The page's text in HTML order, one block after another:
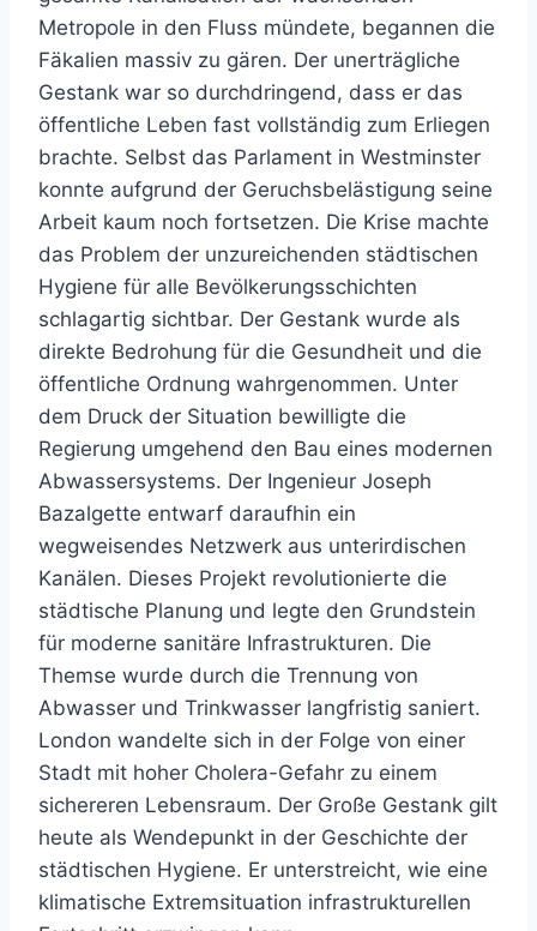
Metropole in den Fluss mündete, begannen die
Fäkalien massiv zu gären. Der unerträgliche
Gestank war so durchdringend, dass er das
öffentliche Leben fast vollständig zum Erliegen
brachte. Selbst das Parlament in Westminster
konnte aufgrund der Geruchsbelästigung seine
Arbeit kaum noch fortsetzen. Die Krise machte
das Problem der unzureichenden städtischen
Hygiene für alle Bevölkerungsschichten
schlagartig sichtbar. Der Gestank wurde als
direkte Bedrohung für die Gesundheit und die
öffentliche Ordnung wahrgenommen. Unter
dem Druck der Situation bewilligte die
Regierung umgehend den Bau eines modernen
Abwassersystems. Der Ingenieur Joseph
Bazalgette entwarf daraufhin ein
wegweisendes Netzwerk aus unterirdischen
Kanälen. Dieses Projekt revolutionierte die
städtische Planung und legte den Grundstein
für moderne sanitäre Infrastrukturen. Die
Themse wurde durch die Trennung von
Abwasser und Trinkwasser langfristig saniert.
London wandelte sich in der Folge von einer
Stadt mit hoher Cholera-Gefahr zu einem
sichereren Lebensraum. Der Große Gestank gilt
heute als Wendepunkt in der Geschichte der
städtischen Hygiene. Er unterstreicht, wie eine
klimatische Extremsituation infrastrukturellen